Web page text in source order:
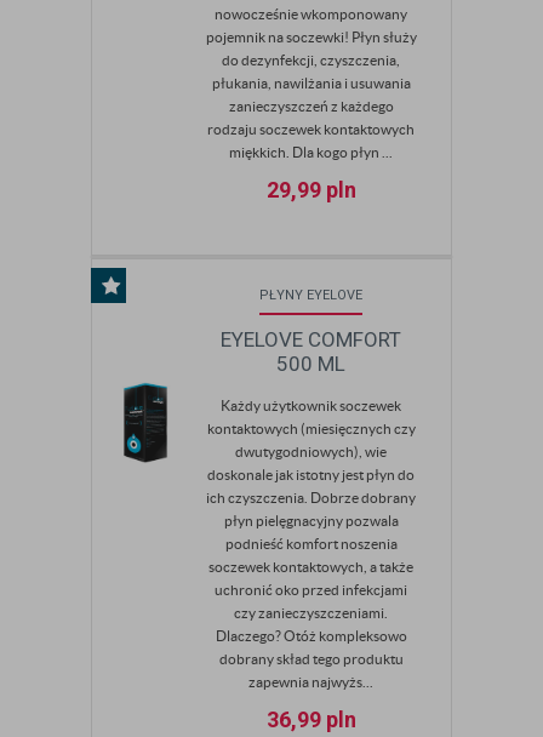
nowocześnie wkomponowany
pojemnik na soczewki! Płyn służy
do dezynfekcji, czyszczenia,
płukania, nawilżania i usuwania
zanieczyszczeń z każdego
rodzaju soczewek kontaktowych
miękkich. Dla kogo płyn ...
29,99 pln
PŁYNY EYELOVE
EYELOVE COMFORT
500 ML
Każdy użytkownik soczewek
kontaktowych (miesięcznych czy
dwutygodniowych), wie
doskonale jak istotny jest płyn do
ich czyszczenia. Dobrze dobrany
płyn pielęgnacyjny pozwala
podnieść komfort noszenia
soczewek kontaktowych, a także
uchronić oko przed infekcjami
czy zanieczyszczeniami.
Dlaczego? Otóż kompleksowo
dobrany skład tego produktu
zapewnia najwyżs...
36,99 pln